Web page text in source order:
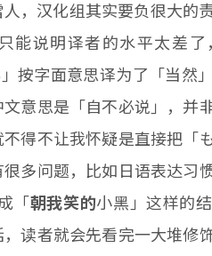
，汉化组其实要负很大的
能说明译者的水平太差了
按字面意思译为了「当然
意思是「自不必说」，并
得不让我怀疑是直接把「
多问题，比如日语表达习
「朝我笑的小黑」这样的
读者就会先看完一大堆修